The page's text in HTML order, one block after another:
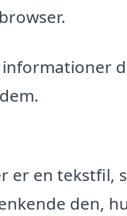
er en
den,